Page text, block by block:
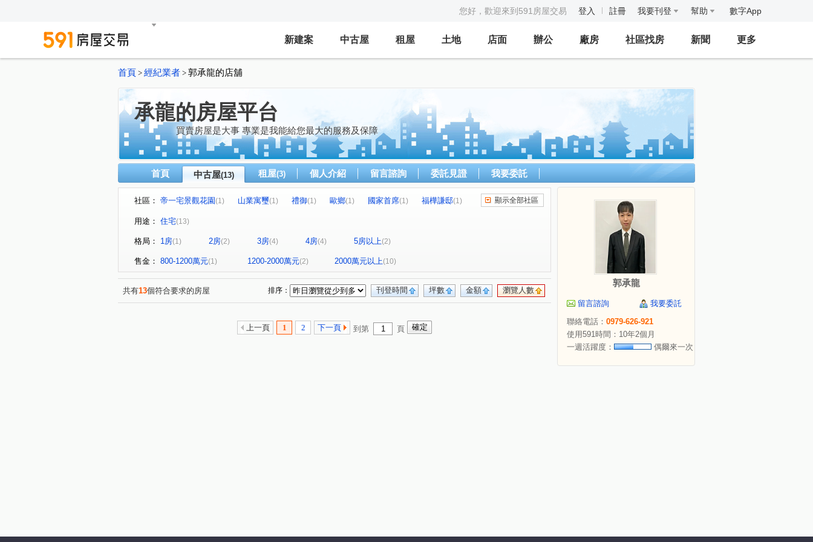
您好，歡迎來到591房屋交易 登入 註冊 我要刊登 幫助 數字App
新建案 中古屋 租屋 土地 店面 辦公 廠房 社區找房 新聞 更多
首頁 > 經紀業者 > 郭承龍的店舖
承龍的房屋平台
買賣房屋是大事 專業是我能給您最大的服務及保障
首頁 中古屋(13) 租屋(3) 個人介紹 留言諮詢 委託見證 我要委託
社區： 帝一宅景觀花園(1) 山業寓璽(1) 禮御(1) 歐鄉(1) 國家首席(1) 福樺謙邸(1)
玄泰PTW(日光區)
吉祥路 竹林路 文化二路二段 (1) 信義路 (1) 文化三路二段
文化北路一段(1) 民富二街(1) 八德路四段 忠孝三路 (1)
仁愛路二段(1)
顯示全部社區
用途： 住宅(13)
格局： 1房(1) 2房(2) 3房(4) 4房(4) 5房以上(2)
售金： 800-1200萬元(1) 1200-2000萬元(2) 2000萬元以上(10)
共有13個符合要求的房屋 瀏覽人數
金額
坪數
刊登時間
排序：
上一頁 1 2 下一頁 到第 頁
郭承龍
留言諮詢
我要委託
聯絡電話： 0979-626-921
使用591時間：10年2個月
一週活躍度：
偶爾來一次